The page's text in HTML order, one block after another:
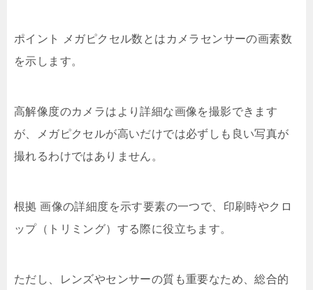
ポイント メガピクセル数とはカメラセンサーの画素数
を示します。
高解像度のカメラはより詳細な画像を撮影できます
が、メガピクセルが高いだけでは必ずしも良い写真が
撮れるわけではありません。
根拠 画像の詳細度を示す要素の一つで、印刷時やクロ
ップ（トリミング）する際に役立ちます。
ただし、レンズやセンサーの質も重要なため、総合的